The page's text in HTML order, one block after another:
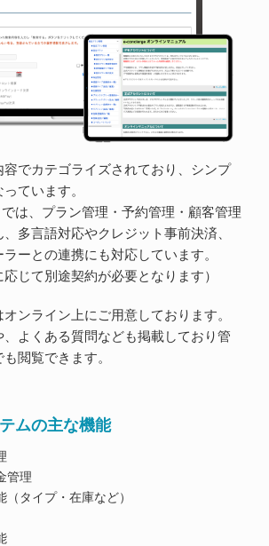
でカテゴライズされており、シンプ
ています。
は、プラン管理・予約管理・顧客管理
多言語対応やクレジット事前決済、
ーとの連携にも対応しています。
応じて別途契約が必要となります）
ンライン上にご用意しております。
よくある質問なども掲載しており管
閲覧できます。
ムの主な機能
管理
（タイプ・在庫など）